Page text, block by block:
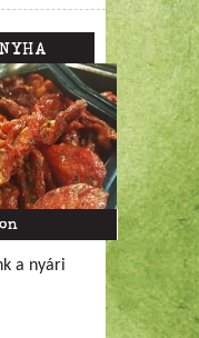
a nyári